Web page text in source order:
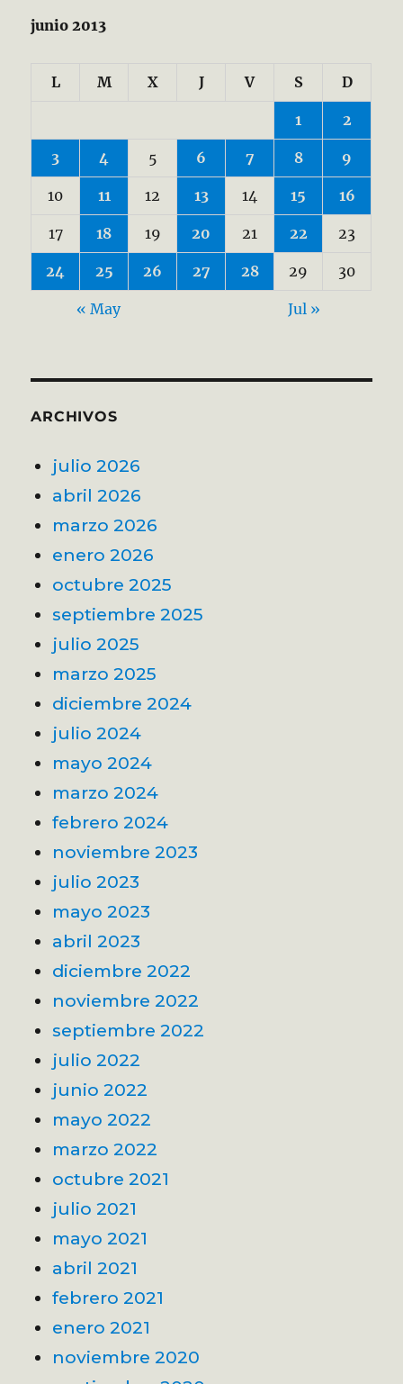
junio 2013
L M X J V S D
1 2
3 4 5 6 7 8 9
10 11 12 13 14 15 16
17 18 19 20 21 22 23
24 25 26 27 28 29 30
« May Jul »
ARCHIVOS
julio 2026
abril 2026
marzo 2026
enero 2026
octubre 2025
septiembre 2025
julio 2025
marzo 2025
diciembre 2024
julio 2024
mayo 2024
marzo 2024
febrero 2024
noviembre 2023
julio 2023
mayo 2023
abril 2023
diciembre 2022
noviembre 2022
septiembre 2022
julio 2022
junio 2022
mayo 2022
marzo 2022
octubre 2021
julio 2021
mayo 2021
abril 2021
febrero 2021
enero 2021
noviembre 2020